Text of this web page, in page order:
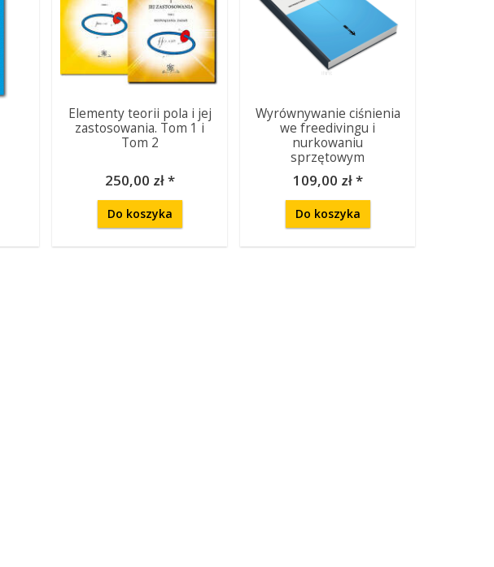
Elementy teorii pola i jej
zastosowania. Tom 1 i
Tom 2
250,00 zł *
Do koszyka
Wyrównywanie ciśnienia
we freedivingu i
nurkowaniu
sprzętowym
109,00 zł *
Do koszyka